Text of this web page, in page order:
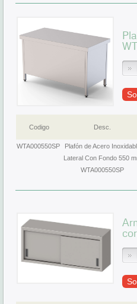
Codigo Desc.
WTA000550SP
Plafón de Acero
Lateral Con Fondo 550
WTA000550SP